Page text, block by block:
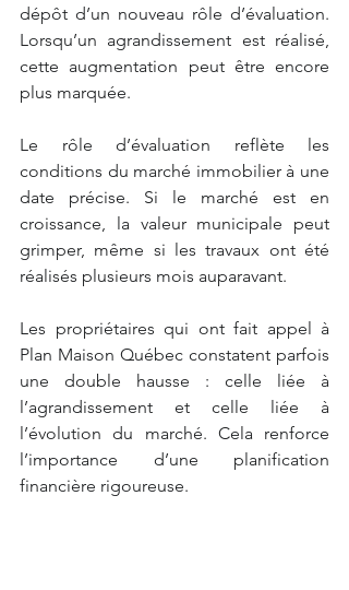
dépôt d’un nouveau rôle d’évaluation.
Lorsqu’un agrandissement est réalisé,
cette augmentation peut être encore
plus marquée.
Le rôle d’évaluation reflète les
conditions du marché immobilier à une
date précise. Si le marché est en
croissance, la valeur municipale peut
grimper, même si les travaux ont été
réalisés plusieurs mois auparavant.
Les propriétaires qui ont fait appel à
Plan Maison Québec constatent parfois
une double hausse : celle liée à
l’agrandissement et celle liée à
l’évolution du marché. Cela renforce
l’importance d’une planification
financière rigoureuse.